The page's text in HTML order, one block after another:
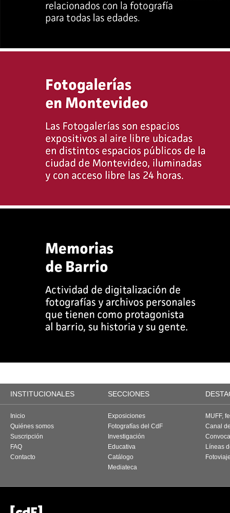
INSTITUCIONALES SECCIONES
Inicio
Quiénes somos
Suscripción
FAQ
Contacto
Exposiciones
Fotografías del CdF
Investigación
Educativa
Catálogo
Mediateca
MUFF,
Canal
Líneas